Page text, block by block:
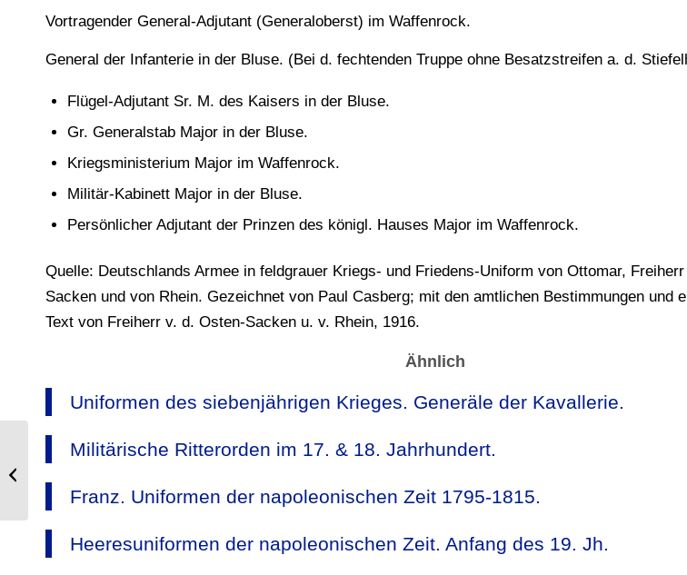
Vortragender General-Adjutant (Generaloberst) im Waffenrock.
General der Infanterie in der Bluse. (Bei d. fechtenden Truppe ohne Besatzstreifen a. d.
Flügel-Adjutant Sr. M. des Kaisers in der Bluse.
Gr. Generalstab Major in der Bluse.
Kriegsministerium Major im Waffenrock.
Militär-Kabinett Major in der Bluse.
Persönlicher Adjutant der Prinzen des königl. Hauses Major im Waffenrock.
Quelle: Deutschlands Armee in feldgrauer Kriegs- und Friedens-Uniform von Ottomar,
Sacken und von Rhein. Gezeichnet von Paul Casberg; mit den amtlichen Bestimmungen und
Text von Freiherr v. d. Osten-Sacken u. v. Rhein, 1916.
Ähnlich
Uniformen des siebenjährigen Krieges. Generäle der Kavallerie.
Militärische Ritterorden im 17. & 18. Jahrhundert.
Franz. Uniformen der napoleonischen Zeit 1795-1815.
Heeresuniformen der napoleonischen Zeit. Anfang des 19. Jh.
Grenadier u. Infanterie Soldat.
Frankreich Ende des 18. Jh.